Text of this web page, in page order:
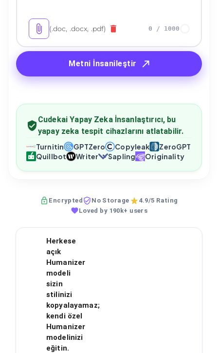
(.doc, .docx, .pdf) 0 / 1000
Metni İnsanileştir
Cudekai Yapay Zeka İnsanlaştırıcı, bu
yapay zeka tespit cihazlarını atlatabilir.
Turnitin GPTZero Copyleak
ZeroGPT
Quillbot
Writer Sapling Originality
Encrypted No Storage
4.9/5 Rating
Loved by 190k+ users
Herkese
açık
Humanizer
modeli
sizin
stilinizi
kopyalayamaz;
kendi özel
Humanizer
modelinizi
eğitin.